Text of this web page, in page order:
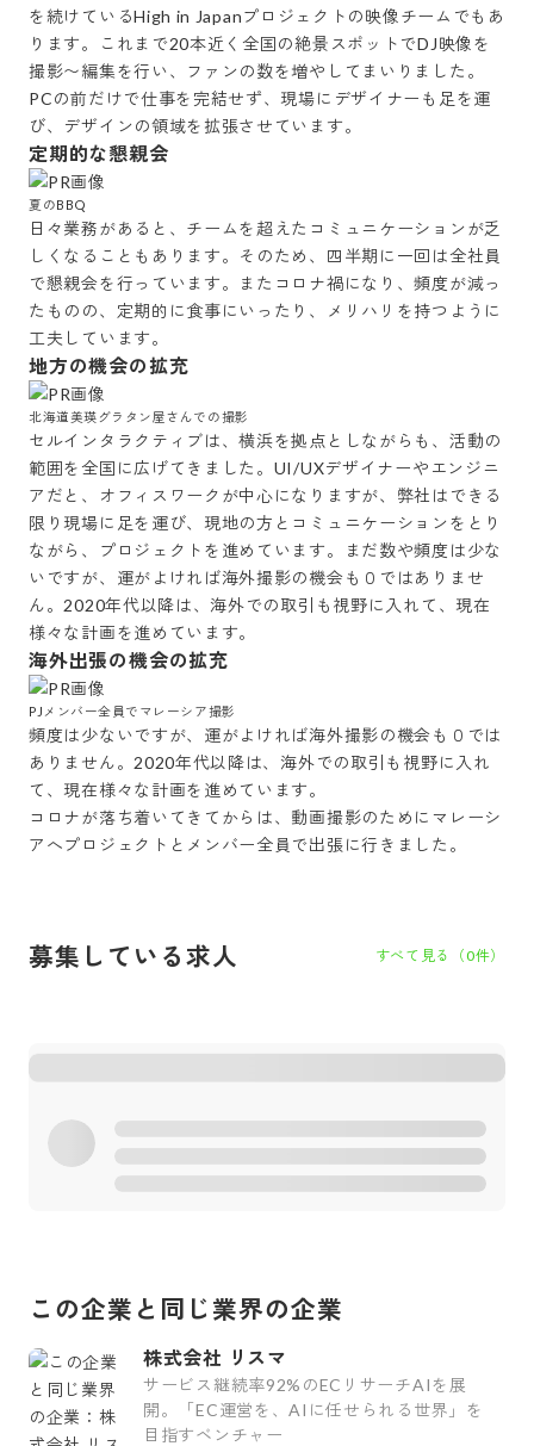
を続けているHigh in Japanプロジェクトの映像チームでもあ
ります。これまで20本近く全国の絶景スポットでDJ映像を
撮影〜編集を行い、ファンの数を増やしてまいりました。
PCの前だけで仕事を完結せず、現場にデザイナーも足を運
び、デザインの領域を拡張させています。
定期的な懇親会
夏のBBQ
日々業務があると、チームを超えたコミュニケーションが乏
しくなることもあります。そのため、四半期に一回は全社員
で懇親会を行っています。またコロナ禍になり、頻度が減っ
たものの、定期的に食事にいったり、メリハリを持つように
工夫しています。
地方の機会の拡充
北海道美瑛グラタン屋さんでの撮影
セルインタラクティブは、横浜を拠点としながらも、活動の
範囲を全国に広げてきました。UI/UXデザイナーやエンジニ
アだと、オフィスワークが中心になりますが、弊社はできる
限り現場に足を運び、現地の方とコミュニケーションをとり
ながら、プロジェクトを進めています。まだ数や頻度は少な
いですが、運がよければ海外撮影の機会も０ではありませ
ん。2020年代以降は、海外での取引も視野に入れて、現在
海外出張の機会の拡充
PJメンバー全員でマレーシア撮影
頻度は少ないですが、運がよければ海外撮影の機会も０では
ありません。2020年代以降は、海外での取引も視野に入れ
て、現在様々な計画を進めています。
コロナが落ち着いてきてからは、動画撮影のためにマレーシ
アへプロジェクトとメンバー全員で出張に行きました。
募集している求人 すべて見る（0件）
この企業と同じ業界の企業
株式会社 リスマ
サービス継続率92%のECリサーチAIを展
開。「EC運営を、AIに任せられる世界」を
目指すベンチャー